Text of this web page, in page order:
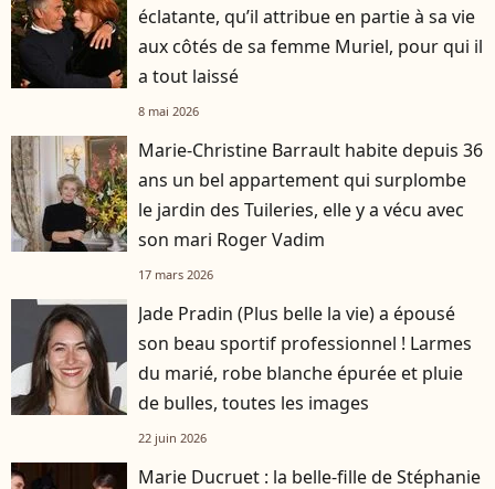
éclatante, qu’il attribue en partie à sa vie
aux côtés de sa femme Muriel, pour qui il
a tout laissé
8 mai 2026
Marie-Christine Barrault habite depuis 36
ans un bel appartement qui surplombe
le jardin des Tuileries, elle y a vécu avec
son mari Roger Vadim
17 mars 2026
Jade Pradin (Plus belle la vie) a épousé
son beau sportif professionnel ! Larmes
du marié, robe blanche épurée et pluie
de bulles, toutes les images
22 juin 2026
Marie Ducruet : la belle-fille de Stéphanie